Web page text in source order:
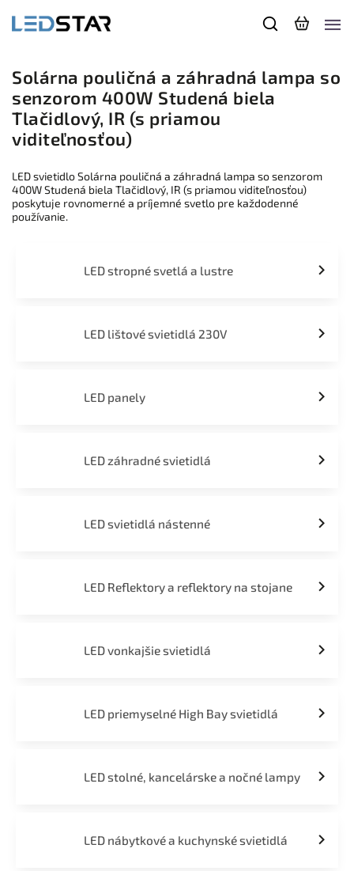
Solárna pouličná a záhradná lampa so
senzorom 400W Studená biela
Tlačidlový, IR (s priamou
viditeľnosťou)
LED svietidlo Solárna pouličná a záhradná lampa so senzorom
400W Studená biela Tlačidlový, IR (s priamou viditeľnosťou)
poskytuje rovnomerné a príjemné svetlo pre každodenné
používanie.
LED stropné svetlá a lustre
LED lištové svietidlá 230V
LED panely
LED záhradné svietidlá
LED svietidlá nástenné
LED Reflektory a reflektory na stojane
LED vonkajšie svietidlá
LED priemyselné High Bay svietidlá
LED stolné, kancelárske a nočné lampy
LED nábytkové a kuchynské svietidlá